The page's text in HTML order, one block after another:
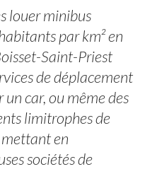
louer minibus
par km² en
Saint-Priest
de déplacement
car, ou même des
limitrophes de
mettant en
sociétés de